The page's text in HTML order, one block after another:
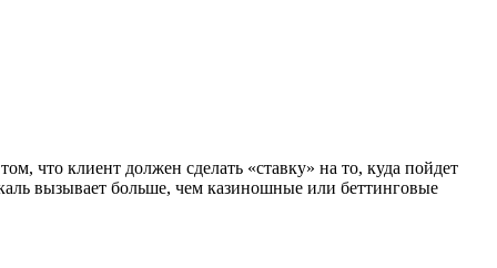
что клиент должен сделать «ставку» на то, куда пойдет
вызывает больше, чем казиношные или беттинговые